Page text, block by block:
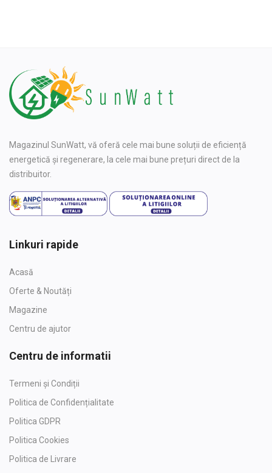
Magazinul SunWatt, vă oferă cele mai bune soluții de eficiență
energetică și regenerare, la cele mai bune prețuri direct de la
distribuitor.
Linkuri rapide
Acasă
Oferte & Noutăți
Magazine
Centru de ajutor
Centru de informatii
Termeni și Condiții
Politica de Confidențialitate
Politica GDPR
Politica Cookies
Politica de Livrare